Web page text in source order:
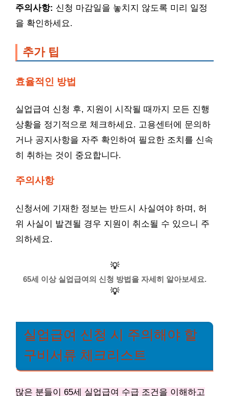
주의사항: 신청 마감일을 놓치지 않도록 미리 일정
을 확인하세요.
추가 팁
효율적인 방법
실업급여 신청 후, 지원이 시작될 때까지 모든 진행
상황을 정기적으로 체크하세요. 고용센터에 문의하
거나 공지사항을 자주 확인하여 필요한 조치를 신속
히 취하는 것이 중요합니다.
주의사항
신청서에 기재한 정보는 반드시 사실여야 하며, 허
위 사실이 발견될 경우 지원이 취소될 수 있으니 주
의하세요.
💡
65세 이상 실업급여의 신청 방법을 자세히 알아보세요.
💡
실업급여 신청 시 주의해야 할
구비서류 체크리스트
많은 분들이 65세 실업급여 수급 조건을 이해하고